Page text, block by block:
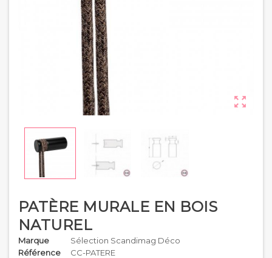

PATÈRE MURALE EN BOIS
NATUREL
Marque
Sélection Scandimag Déco
Référence
CC-PATERE